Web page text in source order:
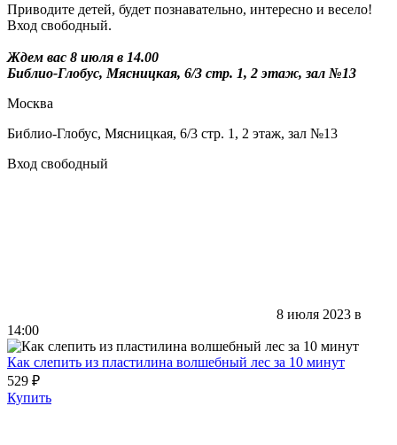
Приводите детей, будет познавательно, интересно и весело!
Вход свободный.
Ждем вас 8 июля в 14.00
Библио-Глобус, Мясницкая, 6/3 стр. 1, 2 этаж, зал №13
Москва
Библио-Глобус, Мясницкая, 6/3 стр. 1, 2 этаж, зал №13
Вход свободный
8 июля 2023 в
14:00
Как слепить из пластилина волшебный лес за 10 минут
529 ₽
Купить